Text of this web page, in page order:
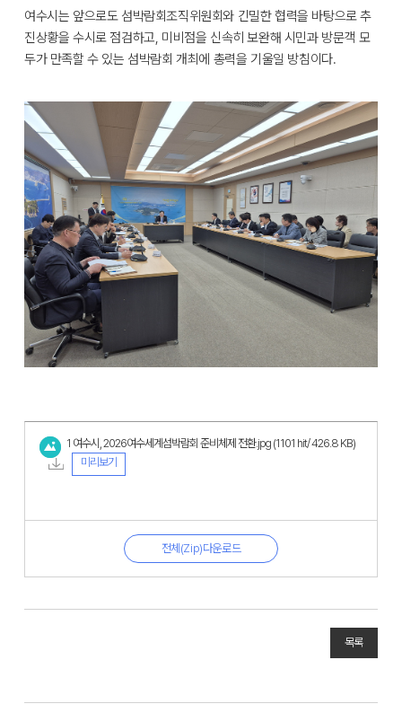
여수시는 앞으로도 섬박람회조직위원회와 긴밀한 협력을 바탕으로 추
진상황을 수시로 점검하고, 미비점을 신속히 보완해 시민과 방문객 모
두가 만족할 수 있는 섬박람회 개최에 총력을 기울일 방침이다.
1 여수시, 2026여수세계섬박람회 준비체제 전환.jpg (1101 hit/ 426.8 KB)
미리보기
전체(Zip)다운로드
목록